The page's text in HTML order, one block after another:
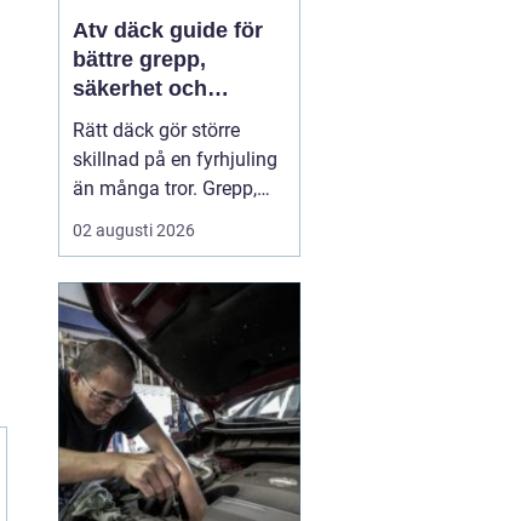
Atv däck guide för
bättre grepp,
säkerhet och
körglädje
Rätt däck gör större
skillnad på en fyrhjuling
än många tror. Grepp,
komfort, stabilitet och
hur snabbt däcken slits
vilket mönster, vilken
dimension och vilket
lufttryck som används.
För arbete på gården, lek
i skogen eller kö...
02 augusti 2026